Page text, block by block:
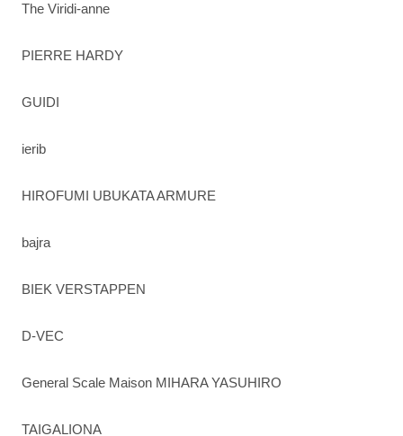
The Viridi-anne
PIERRE HARDY
GUIDI
ierib
HIROFUMI UBUKATA ARMURE
bajra
BIEK VERSTAPPEN
D-VEC
General Scale Maison MIHARA YASUHIRO
TAIGALIONA